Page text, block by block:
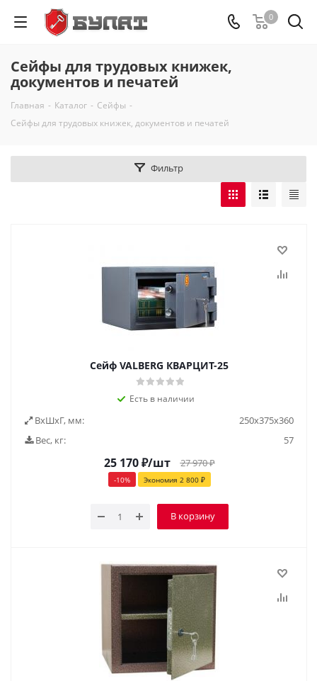
0
Сейфы для трудовых книжек,
документов и печатей
Главная - Каталог - Сейфы -
Сейфы для трудовых книжек, документов и печатей
Фильтр
Сейф VALBERG КВАРЦИТ-25
Есть в наличии
ВxШxГ, мм:
250х375х360
Вес, кг:
57
25 170₽/шт 27 970₽
-10% Экономия 2 800₽
В корзину